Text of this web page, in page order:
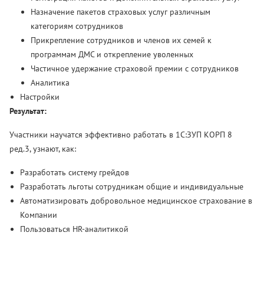
Назначение пакетов страховых услуг различным
категориям сотрудников
Прикрепление сотрудников и членов их семей к
программам ДМС и открепление уволенных
Частичное удержание страховой премии с сотрудников
Аналитика
Настройки
Результат:
Участники научатся эффективно работать в 1С:ЗУП КОРП 8
ред.3, узнают, как:
Разработать систему грейдов
Разработать льготы сотрудникам общие и индивидуальные
Автоматизировать добровольное медицинское страхование в
Компании
Пользоваться HR-аналитикой